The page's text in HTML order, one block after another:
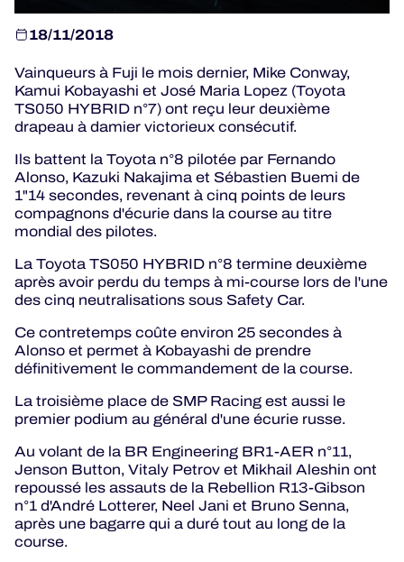
ELMS
ALMS
18/11/2018
Vainqueurs à Fuji le mois dernier, Mike Conway,
Kamui Kobayashi et José Maria Lopez (Toyota
TS050 HYBRID n°7) ont reçu leur deuxième
drapeau à damier victorieux consécutif.
Ils battent la Toyota n°8 pilotée par Fernando
Alonso, Kazuki Nakajima et Sébastien Buemi de
1"14 secondes, revenant à cinq points de leurs
compagnons d'écurie dans la course au titre
mondial des pilotes.
La Toyota TS050 HYBRID n°8 termine deuxième
après avoir perdu du temps à mi-course lors de l'une
des cinq neutralisations sous Safety Car.
Ce contretemps coûte environ 25 secondes à
Alonso et permet à Kobayashi de prendre
définitivement le commandement de la course.
La troisième place de SMP Racing est aussi le
premier podium au général d'une écurie russe.
Au volant de la BR Engineering BR1-AER n°11,
Jenson Button, Vitaly Petrov et Mikhail Aleshin ont
repoussé les assauts de la Rebellion R13-Gibson
n°1 d'André Lotterer, Neel Jani et Bruno Senna,
après une bagarre qui a duré tout au long de la
course.